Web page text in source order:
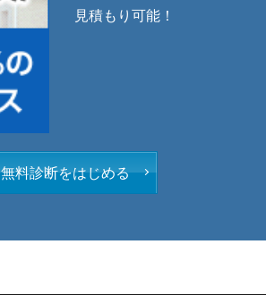
見積もり可能！
無料診断をはじめる